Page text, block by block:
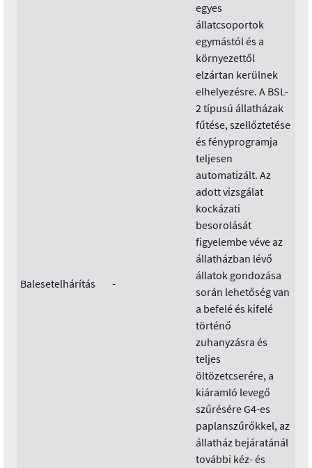
Balesetelhárítás -
egyes
állatcsoportok
egymástól és a
környezettől
elzártan kerülnek
elhelyezésre. A BSL-
2 típusú állatházak
fűtése, szellőztetése
és fényprogramja
teljesen
automatizált. Az
adott vizsgálat
kockázati
besorolását
figyelembe véve az
állatházban lévő
állatok gondozása
során lehetőség van
a befelé és kifelé
történő
zuhanyzásra és
teljes
öltözetcserére, a
kiáramló levegő
szűrésére G4-es
paplanszűrőkkel, az
állatház bejáratánál
további kéz- és